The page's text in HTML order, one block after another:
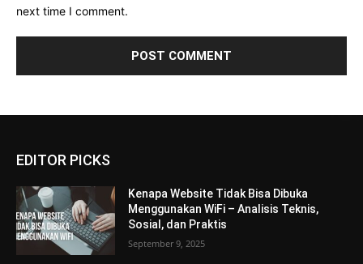
next time I comment.
EDITOR PICKS
Kenapa Website Tidak Bisa Dibuka
Menggunakan WiFi – Analisis Teknis,
Sosial, dan Praktis
September 9, 2025